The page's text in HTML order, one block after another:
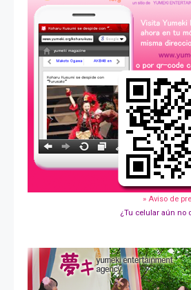
» Aviso de
¿Tu celular aún no